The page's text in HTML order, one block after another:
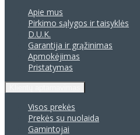
Apie mus
Pirkimo sąlygos ir taisyklės
D.U.K.
Garantija ir grąžinimas
Apmokėjimas
Pristatymas
Visos prekės
Prekės su nuolaida
Gamintojai